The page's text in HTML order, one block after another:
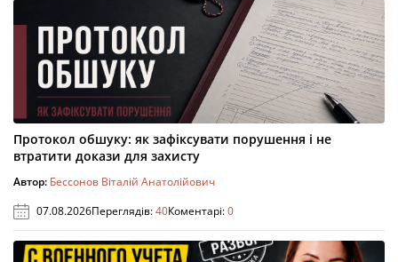
Протокол обшуку: як зафіксувати порушення і не
втратити докази для захисту
Автор: Бессонов Віталій Анатолійович
07.08.2026Переглядів:40Коментарі:0